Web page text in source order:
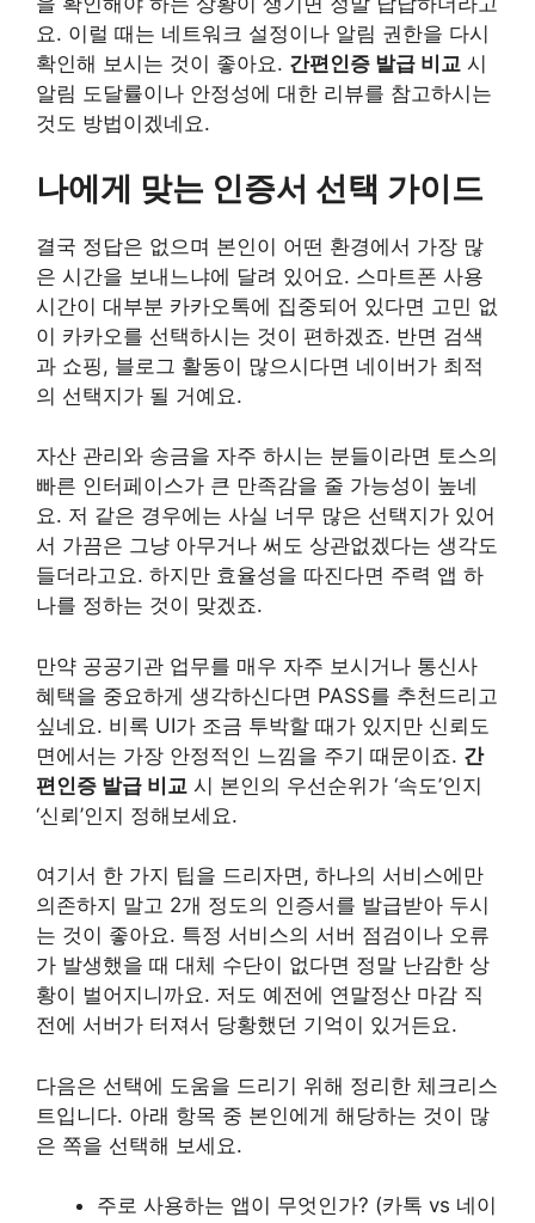
요. 이럴 때는 네트워크 설정이나 알림 권한을 다시
확인해 보시는 것이 좋아요. 간편인증 발급 비교 시
알림 도달률이나 안정성에 대한 리뷰를 참고하시는
것도 방법이겠네요.
나에게 맞는 인증서 선택 가이드
결국 정답은 없으며 본인이 어떤 환경에서 가장 많
은 시간을 보내느냐에 달려 있어요. 스마트폰 사용
시간이 대부분 카카오톡에 집중되어 있다면 고민 없
이 카카오를 선택하시는 것이 편하겠죠. 반면 검색
과 쇼핑, 블로그 활동이 많으시다면 네이버가 최적
의 선택지가 될 거예요.
자산 관리와 송금을 자주 하시는 분들이라면 토스의
빠른 인터페이스가 큰 만족감을 줄 가능성이 높네
요. 저 같은 경우에는 사실 너무 많은 선택지가 있어
서 가끔은 그냥 아무거나 써도 상관없겠다는 생각도
들더라고요. 하지만 효율성을 따진다면 주력 앱 하
나를 정하는 것이 맞겠죠.
만약 공공기관 업무를 매우 자주 보시거나 통신사
혜택을 중요하게 생각하신다면 PASS를 추천드리고
싶네요. 비록 UI가 조금 투박할 때가 있지만 신뢰도
면에서는 가장 안정적인 느낌을 주기 때문이죠. 간
편인증 발급 비교 시 본인의 우선순위가 ‘속도’인지
‘신뢰’인지 정해보세요.
여기서 한 가지 팁을 드리자면, 하나의 서비스에만
의존하지 말고 2개 정도의 인증서를 발급받아 두시
는 것이 좋아요. 특정 서비스의 서버 점검이나 오류
가 발생했을 때 대체 수단이 없다면 정말 난감한 상
황이 벌어지니까요. 저도 예전에 연말정산 마감 직
전에 서버가 터져서 당황했던 기억이 있거든요.
다음은 선택에 도움을 드리기 위해 정리한 체크리스
트입니다. 아래 항목 중 본인에게 해당하는 것이 많
은 쪽을 선택해 보세요.
주로 사용하는 앱이 무엇인가? (카톡 vs 네이